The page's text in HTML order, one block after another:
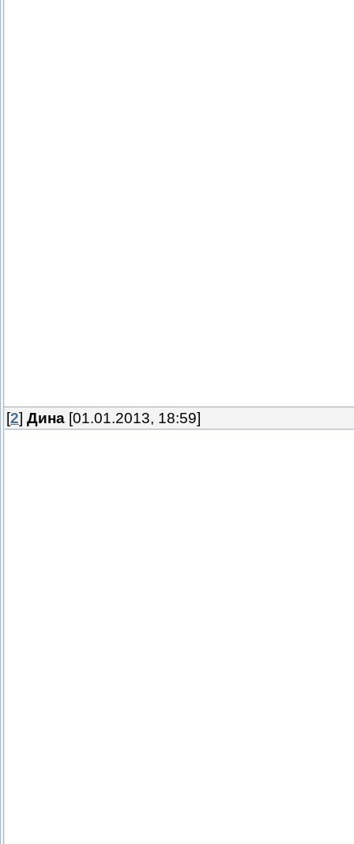
[2] Дина [01.01.2013, 18:59]